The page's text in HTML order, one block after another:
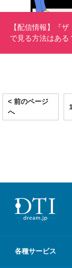
【配信情報】『
で見る方法はある
< 前のページ
へ
各種サービス